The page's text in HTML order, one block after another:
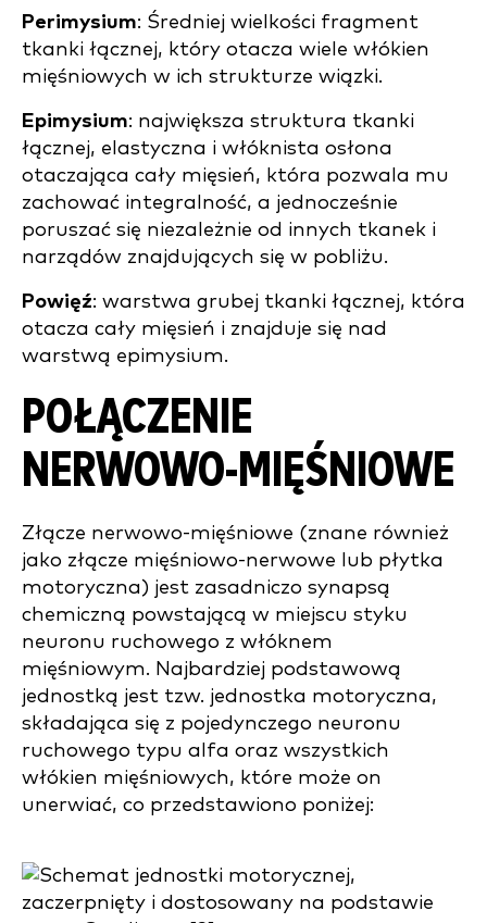
Perimysium: Średniej wielkości fragment
tkanki łącznej, który otacza wiele włókien
mięśniowych w ich strukturze wiązki.
Epimysium: największa struktura tkanki
łącznej, elastyczna i włóknista osłona
otaczająca cały mięsień, która pozwala mu
zachować integralność, a jednocześnie
poruszać się niezależnie od innych tkanek i
narządów znajdujących się w pobliżu.
Powięź: warstwa grubej tkanki łącznej, która
otacza cały mięsień i znajduje się nad
warstwą epimysium.
POŁĄCZENIE
NERWOWO-MIĘŚNIOWE
Złącze nerwowo-mięśniowe (znane również
jako złącze mięśniowo-nerwowe lub płytka
motoryczna) jest zasadniczo synapsą
chemiczną powstającą w miejscu styku
neuronu ruchowego z włóknem
mięśniowym. Najbardziej podstawową
jednostką jest tzw. jednostka motoryczna,
składająca się z pojedynczego neuronu
ruchowego typu alfa oraz wszystkich
włókien mięśniowych, które może on
unerwiać, co przedstawiono poniżej: